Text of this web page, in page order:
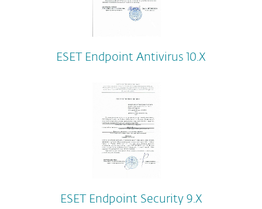
ESET Endpoint Antivirus 10.Х
ESET Endpoint Security 9.Х